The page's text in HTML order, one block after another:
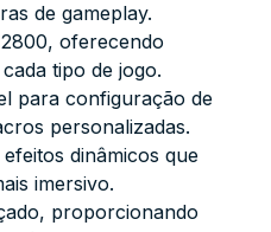
de gameplay.
oferecendo
tipo de jogo.
para configuração de
personalizadas.
dinâmicos que
imersivo.
proporcionando